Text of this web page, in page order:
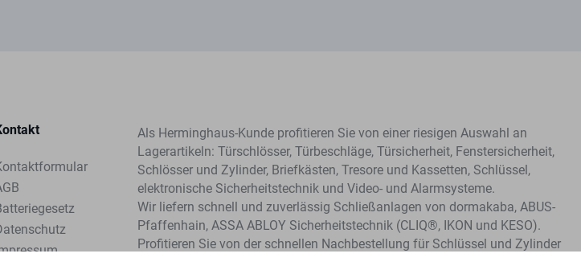
Als Herminghaus-Kunde profitieren Sie von einer riesigen Auswahl an
Lagerartikeln: Türschlösser, Türbeschläge, Türsicherheit, Fenstersicherheit,
Schlösser und Zylinder, Briefkästen, Tresore und Kassetten, Schlüssel,
elektronische Sicherheitstechnik und Video- und Alarmsysteme.
Wir liefern schnell und zuverlässig Schließanlagen von dormakaba, ABUS-
Pfaffenhain, ASSA ABLOY Sicherheitstechnik (CLIQ®, IKON und KESO).
Profitieren Sie von der schnellen Nachbestellung für Schlüssel und Zylinder